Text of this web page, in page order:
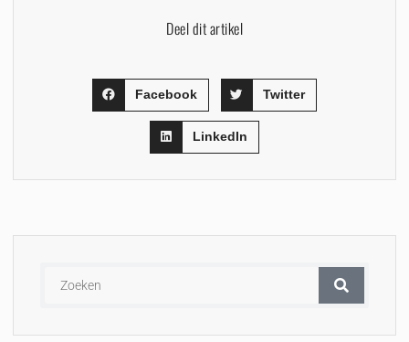
Deel dit artikel
Facebook Twitter
LinkedIn